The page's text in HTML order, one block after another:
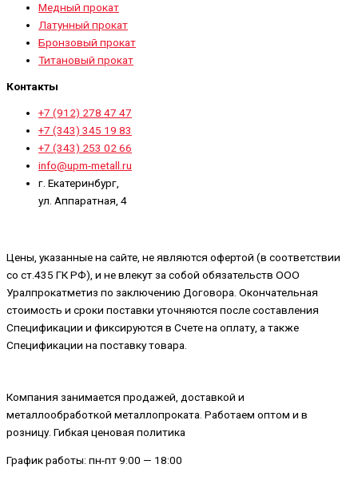
Медный прокат
Латунный прокат
Бронзовый прокат
Титановый прокат
Контакты
+7 (912) 278 47 47
+7 (343) 345 19 83
+7 (343) 253 02 66
info@upm-metall.ru
г. Екатеринбург,
ул. Аппаратная, 4
Цены, указанные на сайте, не являются офертой (в соответствии
со ст.435 ГК РФ), и не влекут за собой обязательств ООО
Уралпрокатметиз по заключению Договора. Окончательная
стоимость и сроки поставки уточняются после составления
Спецификации и фиксируются в Счете на оплату, а также
Спецификации на поставку товара.
Компания занимается продажей, доставкой и
металлообработкой металлопроката. Работаем оптом и в
розницу. Гибкая ценовая политика
График работы: пн-пт 9:00 — 18:00